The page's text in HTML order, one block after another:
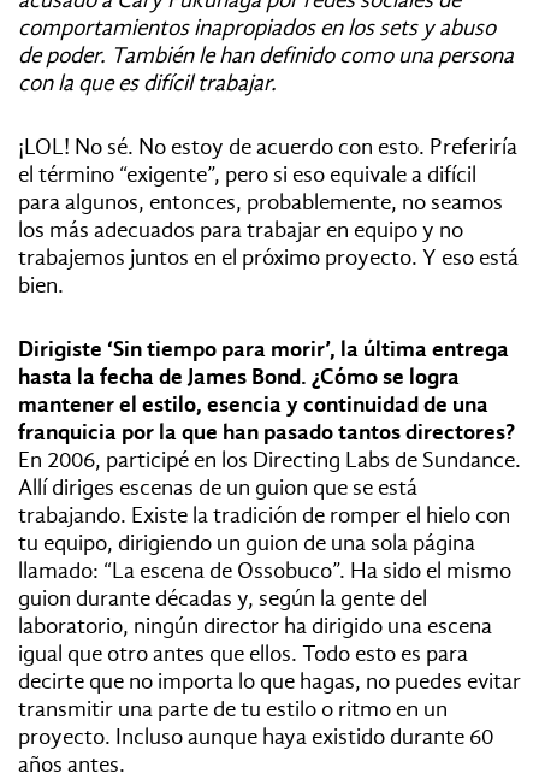
comportamientos inapropiados en los sets y abuso
de poder. También le han definido como una persona
con la que es difícil trabajar.
¡LOL! No sé. No estoy de acuerdo con esto. Preferiría
el término “exigente”, pero si eso equivale a difícil
para algunos, entonces, probablemente, no seamos
los más adecuados para trabajar en equipo y no
trabajemos juntos en el próximo proyecto. Y eso está
bien.
Dirigiste ‘Sin tiempo para morir’, la última entrega
hasta la fecha de James Bond. ¿Cómo se logra
mantener el estilo, esencia y continuidad de una
franquicia por la que han pasado tantos directores?
En 2006, participé en los Directing Labs de Sundance.
Allí diriges escenas de un guion que se está
trabajando. Existe la tradición de romper el hielo con
tu equipo, dirigiendo un guion de una sola página
llamado: “La escena de Ossobuco”. Ha sido el mismo
guion durante décadas y, según la gente del
laboratorio, ningún director ha dirigido una escena
igual que otro antes que ellos. Todo esto es para
decirte que no importa lo que hagas, no puedes evitar
transmitir una parte de tu estilo o ritmo en un
proyecto. Incluso aunque haya existido durante 60
años antes.